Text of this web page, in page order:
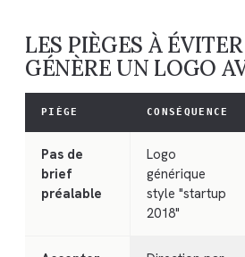
LES PIÈGES À
GÉNÈRE UN LOGO
PIÈGE CONSÉQUENCE
Pas de
brief
préalable
Logo
générique
style "startup
2018"